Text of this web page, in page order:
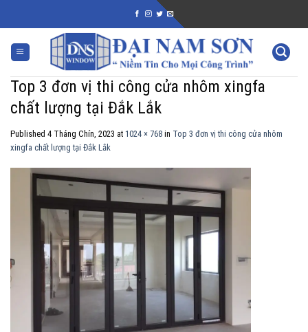
Top 3 đơn vị thi công cửa nhôm xingfa
chất lượng tại Đắk Lắk
Published 4 Tháng Chín, 2023 at 1024 × 768 in Top 3 đơn vị thi công cửa nhôm
xingfa chất lượng tại Đắk Lắk